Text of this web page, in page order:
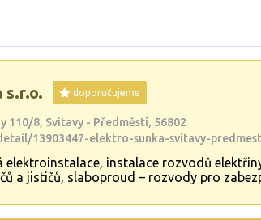
s.r.o. doporučujeme
110/8, Svitavy - Předměstí, 56802
13903447-elektro-sunka-svitavy-
elektroinstalace, instalace rozvodů
a jističů, slaboproud – rozvody pro